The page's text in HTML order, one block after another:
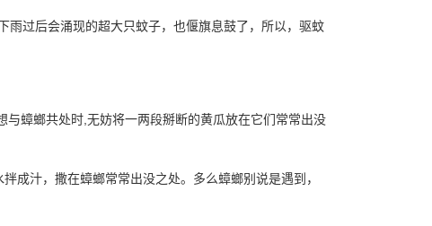
雨过后会涌现的超大只蚊子，也偃旗息鼓了，所以，驱蚊
蟑螂共处时,无妨将一两段掰断的黄瓜放在它们常常出没
成汁，撒在蟑螂常常出没之处。多么蟑螂别说是遇到，